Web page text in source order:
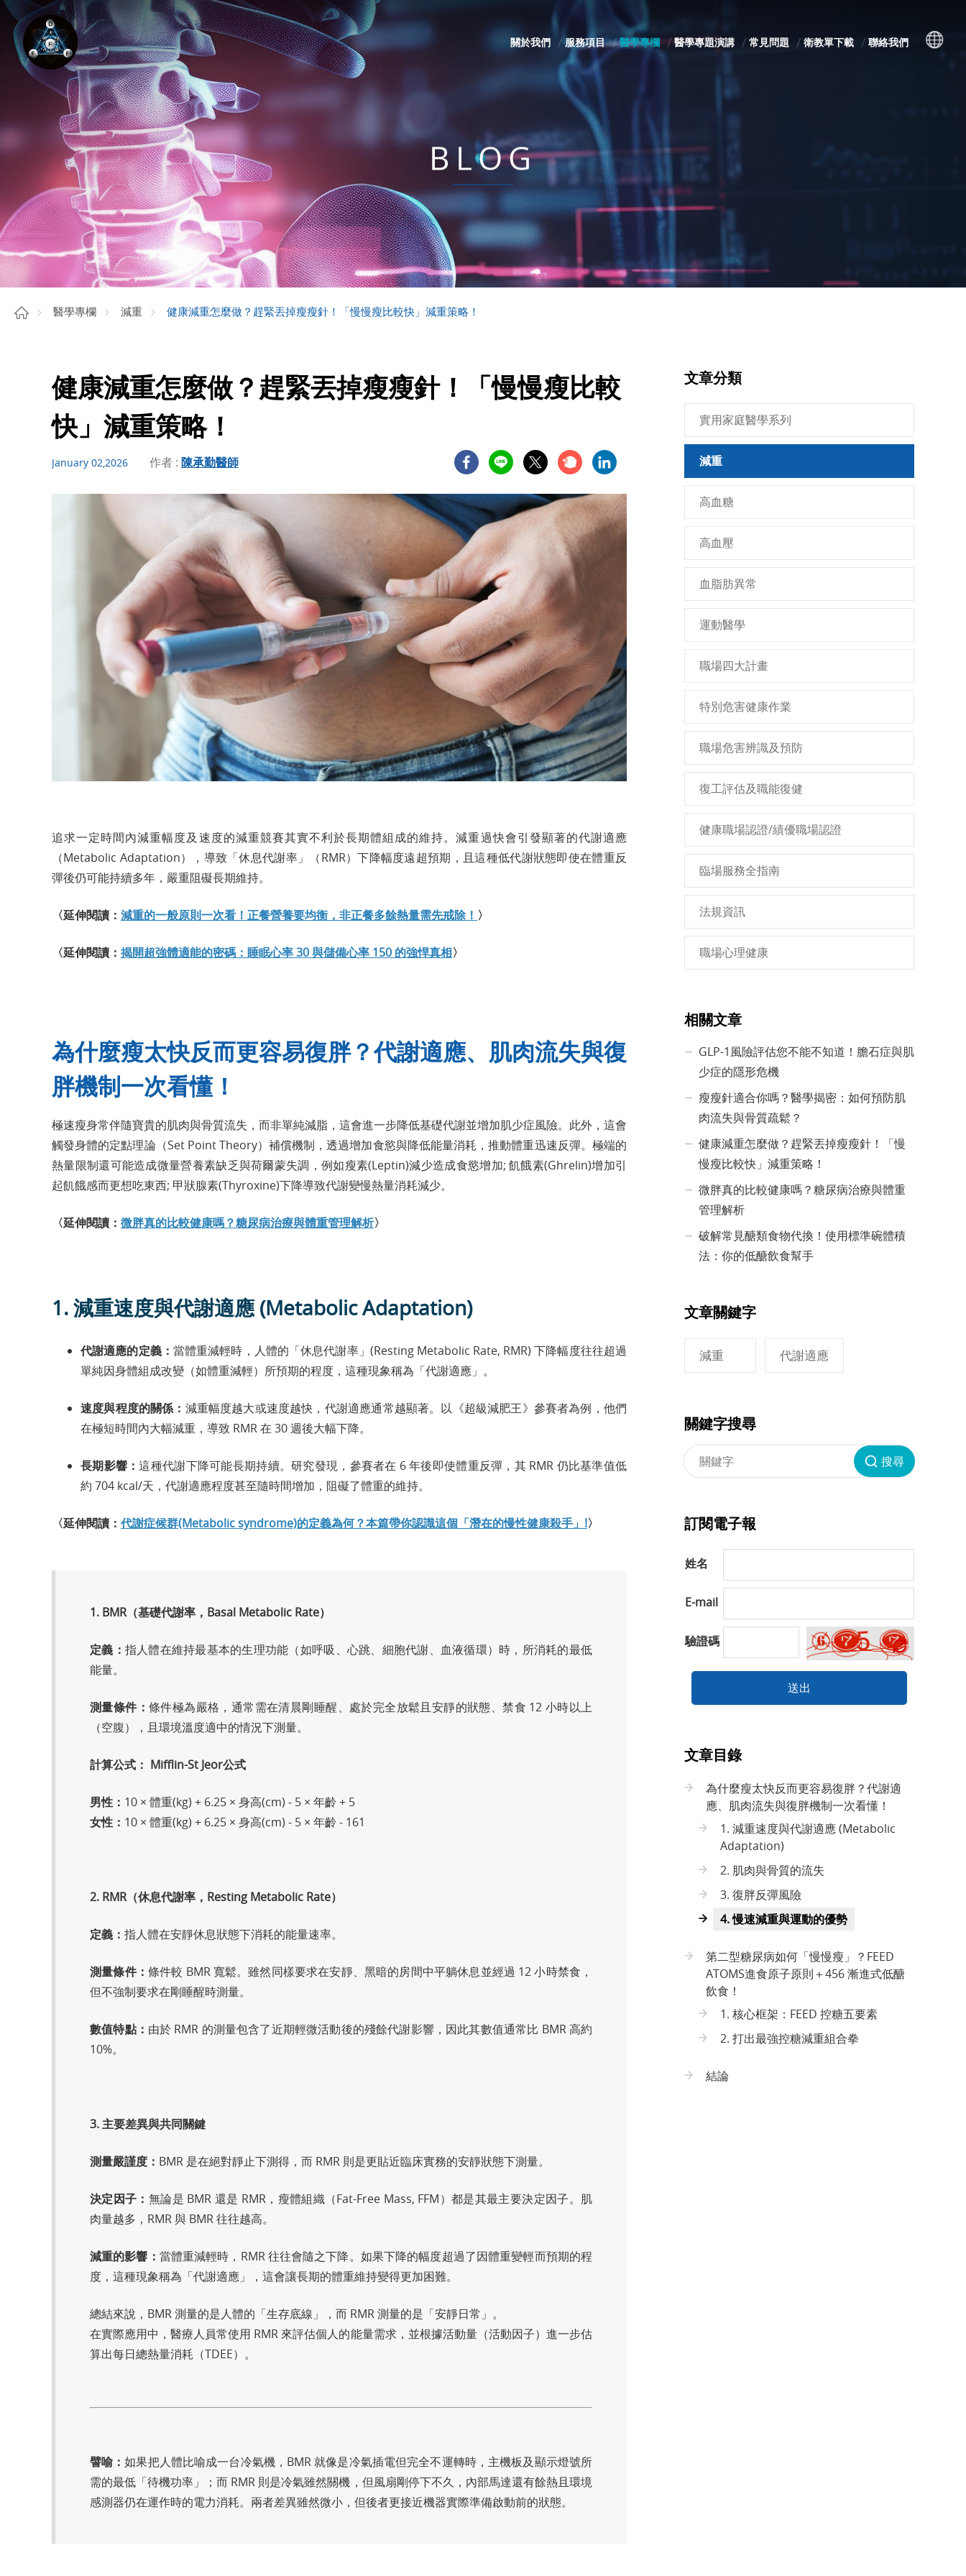
關於我們 服務項目 醫學專欄 醫學專題演講 常見問題 衛教單下載 聯絡我們
BLOG
醫學專欄 減重 健康減重怎麼做？趕緊丟掉瘦瘦針！「慢慢瘦比較快」減重策略！
健康減重怎麼做？趕緊丟掉瘦瘦針！「慢慢瘦比較
快」減重策略！
January 02,2026 作者 : 陳承勤醫師
追求一定時間內減重幅度及速度的減重競賽其實不利於長期體組成的維持。減重過快會引發顯著的代謝適應
（Metabolic Adaptation），導致「休息代謝率」（RMR）下降幅度遠超預期，且這種低代謝狀態即使在體重反
彈後仍可能持續多年，嚴重阻礙長期維持。
〈延伸閱讀： 減重的一般原則一次看！正餐營養要均衡，非正餐多餘熱量需先戒除！ 〉
〈延伸閱讀： 揭開超強體適能的密碼：睡眠心率 30 與儲備心率 150 的強悍真相〉
為什麼瘦太快反而更容易復胖？代謝適應、肌肉流失與復
胖機制一次看懂！
極速瘦身常伴隨寶貴的肌肉與骨質流失，而非單純減脂，這會進一步降低基礎代謝並增加肌少症風險。此外，這會
觸發身體的定點理論（Set Point Theory）補償機制，透過增加食慾與降低能量消耗，推動體重迅速反彈。極端的
熱量限制還可能造成微量營養素缺乏與荷爾蒙失調，例如瘦素(Leptin)減少造成食慾增加; 飢餓素(Ghrelin)增加引
起飢餓感而更想吃東西; 甲狀腺素(Thyroxine)下降導致代謝變慢熱量消耗減少。
〈延伸閱讀： 微胖真的比較健康嗎？糖尿病治療與體重管理解析〉
1. 減重速度與代謝適應 (Metabolic Adaptation)
代謝適應的定義： 當體重減輕時，人體的「休息代謝率」(Resting Metabolic Rate, RMR) 下降幅度往往超過
單純因身體組成改變（如體重減輕）所預期的程度，這種現象稱為「代謝適應」。
速度與程度的關係： 減重幅度越大或速度越快，代謝適應通常越顯著。以《超級減肥王》參賽者為例，他們
在極短時間內大幅減重，導致 RMR 在 30 週後大幅下降。
長期影響：這種代謝下降可能長期持續。研究發現，參賽者在 6 年後即使體重反彈，其 RMR 仍比基準值低
約 704 kcal/天，代謝適應程度甚至隨時間增加，阻礙了體重的維持。
〈延伸閱讀： 代謝症候群(Metabolic syndrome)的定義為何？本篇帶你認識這個「潛在的慢性健康殺手」!〉
1. BMR（基礎代謝率，Basal Metabolic Rate）
定義： 指人體在維持最基本的生理功能（如呼吸、心跳、細胞代謝、血液循環）時，所消耗的最低
能量。
測量條件：條件極為嚴格，通常需在清晨剛睡醒、處於完全放鬆且安靜的狀態、禁食 12 小時以上
（空腹），且環境溫度適中的情況下測量。
計算公式： Mifflin-St Jeor公式
男性： 10 × 體重(kg) + 6.25 × 身高(cm) - 5 × 年齡 + 5
女性： 10 × 體重(kg) + 6.25 × 身高(cm) - 5 × 年齡 - 161
2. RMR（休息代謝率，Resting Metabolic Rate）
定義： 指人體在安靜休息狀態下消耗的能量速率。
測量條件： 條件較 BMR 寬鬆。雖然同樣要求在安靜、黑暗的房間中平躺休息並經過 12 小時禁食，
但不強制要求在剛睡醒時測量。
數值特點： 由於 RMR 的測量包含了近期輕微活動後的殘餘代謝影響，因此其數值通常比 BMR 高約
10%。
3. 主要差異與共同關鍵
測量嚴謹度： BMR 是在絕對靜止下測得，而 RMR 則是更貼近臨床實務的安靜狀態下測量。
決定因子： 無論是 BMR 還是 RMR，瘦體組織（Fat-Free Mass, FFM）都是其最主要決定因子。肌
肉量越多，RMR 與 BMR 往往越高。
減重的影響： 當體重減輕時，RMR 往往會隨之下降。如果下降的幅度超過了因體重變輕而預期的程
度，這種現象稱為「代謝適應」，這會讓長期的體重維持變得更加困難。
總結來說，BMR 測量的是人體的「生存底線」，而 RMR 測量的是「安靜日常」。
在實際應用中，醫療人員常使用 RMR 來評估個人的能量需求，並根據活動量（活動因子）進一步估
算出每日總熱量消耗（TDEE）。
譬喻：如果把人體比喻成一台冷氣機，BMR 就像是冷氣插電但完全不運轉時，主機板及顯示燈號所
需的最低「待機功率」；而 RMR 則是冷氣雖然關機，但風扇剛停下不久，內部馬達還有餘熱且環境
感測器仍在運作時的電力消耗。兩者差異雖然微小，但後者更接近機器實際準備啟動前的狀態。
文章分類
實用家庭醫學系列
減重
高血糖
高血壓
血脂肪異常
運動醫學
職場四大計畫
特別危害健康作業
職場危害辨識及預防
復工評估及職能復健
健康職場認證/績優職場認證
臨場服務全指南
法規資訊
職場心理健康
相關文章
GLP-1風險評估您不能不知道！膽石症與肌
少症的隱形危機
瘦瘦針適合你嗎？醫學揭密：如何預防肌
肉流失與骨質疏鬆？
健康減重怎麼做？趕緊丟掉瘦瘦針！「慢
慢瘦比較快」減重策略！
微胖真的比較健康嗎？糖尿病治療與體重
管理解析
破解常見醣類食物代換！使用標準碗體積
法：你的低醣飲食幫手
文章關鍵字
減重 代謝適應
關鍵字搜尋
搜尋
訂閱電子報
姓名
E-mail
驗證碼
送出
文章目錄
為什麼瘦太快反而更容易復胖？代謝適
應、肌肉流失與復胖機制一次看懂！
1. 減重速度與代謝適應 (Metabolic
Adaptation)
2. 肌肉與骨質的流失
3. 復胖反彈風險
4. 慢速減重與運動的優勢
第二型糖尿病如何「慢慢瘦」？FEED
ATOMS進食原子原則＋456 漸進式低醣
飲食！
1. 核心框架：FEED 控糖五要素
2. 打出最強控糖減重組合拳
結論